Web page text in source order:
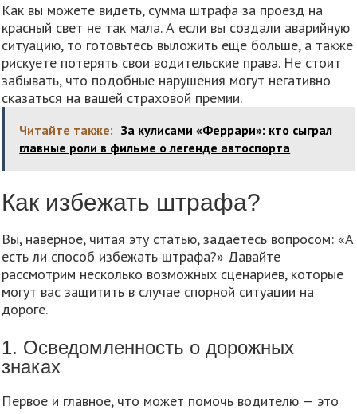
Как вы можете видеть, сумма штрафа за проезд на
красный свет не так мала. А если вы создали аварийную
ситуацию, то готовьтесь выложить ещё больше, а также
рискуете потерять свои водительские права. Не стоит
забывать, что подобные нарушения могут негативно
сказаться на вашей страховой премии.
Читайте также: За кулисами «Феррари»: кто сыграл
главные роли в фильме о легенде автоспорта
Как избежать штрафа?
Вы, наверное, читая эту статью, задаетесь вопросом: «А
есть ли способ избежать штрафа?» Давайте
рассмотрим несколько возможных сценариев, которые
могут вас защитить в случае спорной ситуации на
дороге.
1. Осведомленность о дорожных
знаках
Первое и главное, что может помочь водителю — это